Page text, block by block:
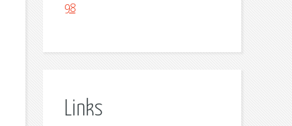
98
Links